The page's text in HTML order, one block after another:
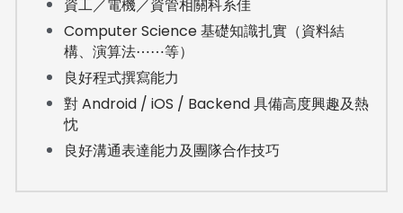
資工／電機／資管相關科系佳
Computer Science 基礎知識扎實（資料結
構、演算法⋯⋯等）
良好程式撰寫能力
對 Android / iOS / Backend 具備高度興趣及熱
忱
良好溝通表達能力及團隊合作技巧